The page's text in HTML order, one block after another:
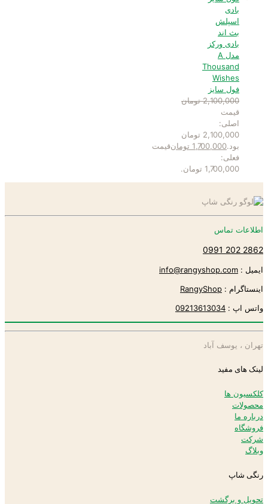
بادی
اسپلش
بث اند
بادی ورکز
مدل A
Thousand
Wishes
فول سایز
2,100,000 تومان
قیمت
اصلی:
2,100,000 تومان
بود.1,700,000 تومانقیمت
فعلی:
1,700,000 تومان.
اطلاعات تماس
2862 202 0991
ایمیل : info@rangyshop.com
اینستاگرام : RangyShop
واتس اپ : 09213613034
تهران ، یوسف آباد
لینک های مفید
کلکسیون ها
محصولات
درباره ما
فروشگاه
شرکت
وبلاگ
رنگی شاپ
تحویل و برگشت